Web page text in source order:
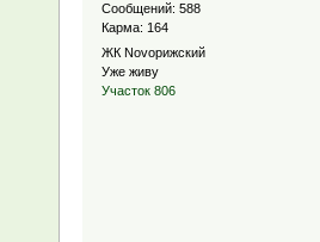
Сообщений: 588
Карма: 164
ЖК Novoрижский
Уже живу
Участок 806